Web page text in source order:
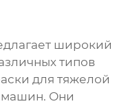
широкий
типов
для тяжелой
Они